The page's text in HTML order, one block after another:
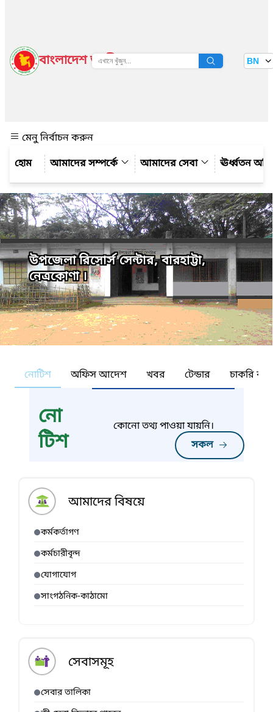
বাংলাদেশ জাতীয় তথ্য বাতায়ন BN
মেনু নির্বাচন করুন
আমাদের সম্পর্কে
আমাদের সেবা ঊর্ধ্বতন
উপজেলা রিসোর্স সেন্টার, বারহাট্টা,
নেত্রকোণা ।
নোটিশ অফিস আদেশ খবর টেন্ডার চাকরি
নো
টিশ
সকল
কোনো তথ্য পাওয়া যায়নি।
আমাদের বিষয়ে
কর্মকর্তাগণ
কর্মচারীবৃন্দ
যোগাযোগ
সাংগঠনিক-কাঠামো
সেবাসমূহ
সেবার তালিকা